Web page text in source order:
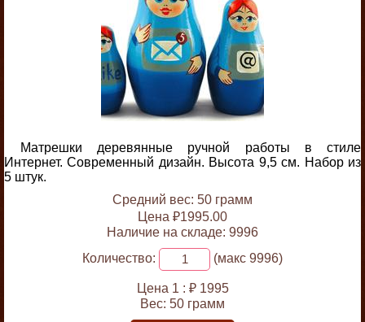
Матрешки деревянные ручной работы в стиле
Интернет. Современный дизайн. Высота 9,5 см. Набор из
5 штук.
Средний вес: 50 грамм
Цена ₽1995.00
Наличие на складе: 9996
Количество:
(макс 9996)
Цена 1 : ₽ 1995
Вес: 50 грамм